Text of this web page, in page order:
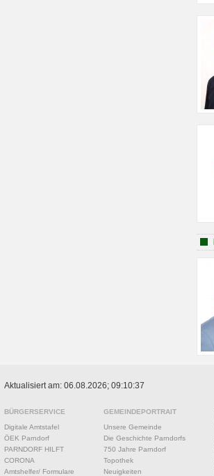
Aktualisiert am: 06.08.2026; 09:10:37
BÜRGERSERVICE
Digitale Amtstafel
ÖEK Parndorf
PARNDORF HILFT
CORONA
Amtshelfer/ Formulare
GEMEINDEPORTRAIT
Unsere Gemeinde
Die Geschichte Parndorfs
750 Jahre Parndorf
Topothek
Neuigkeiten